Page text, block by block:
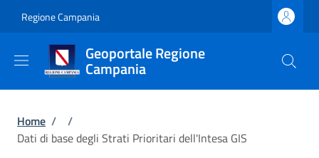
Regione Campania
Geoportale Regione
Campania
Briciole di pane
Home /
/
Dati di base degli Strati Prioritari dell'Intesa GIS